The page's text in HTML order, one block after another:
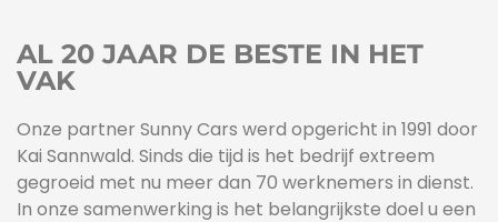
AL 20 JAAR DE BESTE IN HET
VAK
Onze partner Sunny Cars werd opgericht in 1991 door
Kai Sannwald. Sinds die tijd is het bedrijf extreem
gegroeid met nu meer dan 70 werknemers in dienst.
In onze samenwerking is het belangrijkste doel u een